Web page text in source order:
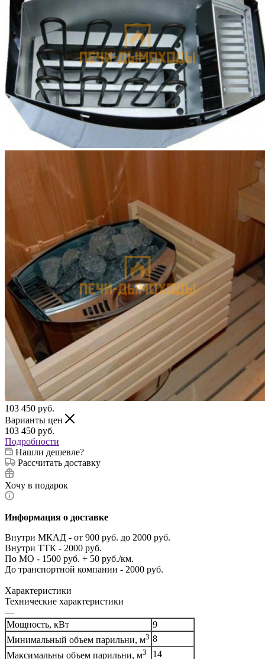
103 450 руб.
Варианты цен
103 450 руб.
Подробности
Нашли дешевле?
Рассчитать доставку
Хочу в подарок
Информация о доставке
Внутри МКАД - от 900 руб. до 2000 руб.
Внутри ТТК - 2000 руб.
По МО - 1500 руб. + 50 руб./км.
До транспортной компании - 2000 руб.
Характеристики
Технические характеристики
—
Мощность, кВт
9
Минимальный объем парильни, м3 8
Максимальны объем парильни, м3
14